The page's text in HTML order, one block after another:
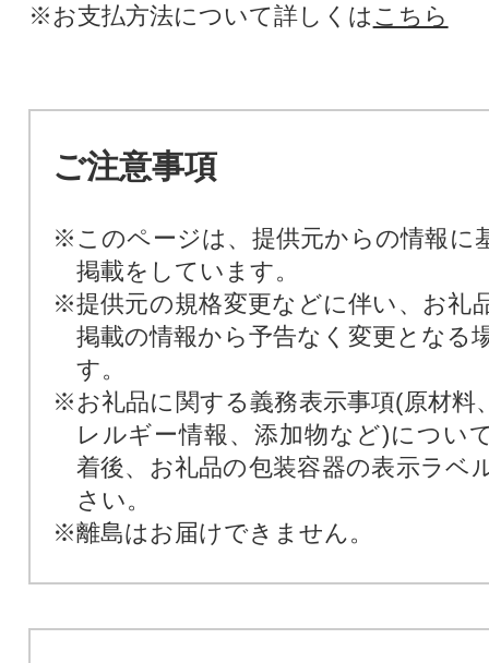
※お支払方法について詳しくは こちら
ご注意事項
※このページは、提供元からの情報に
掲載をしています。
※提供元の規格変更などに伴い、お礼
掲載の情報から予告なく変更となる
す。
※お礼品に関する義務表示事項(原材料
レルギー情報、添加物など)につい
着後、お礼品の包装容器の表示ラベ
さい。
※離島はお届けできません。